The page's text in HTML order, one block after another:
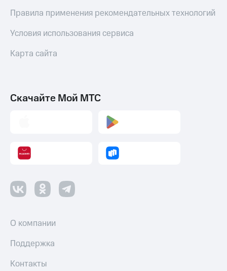
Правила применения рекомендательных технологий
Условия использования сервиса
Карта сайта
Скачайте Мой МТС
О компании
Поддержка
Контакты